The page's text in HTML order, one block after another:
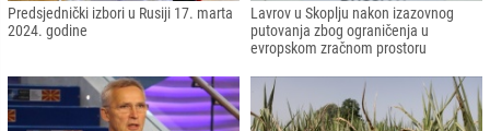
Predsjednički izbori u Rusiji 17. marta
2024. godine
Lavrov u Skoplju nakon izazovnog
putovanja zbog ograničenja u
evropskom zračnom prostoru